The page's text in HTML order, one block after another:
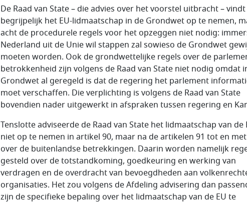
De Raad van State – die advies over het voorstel uitbracht –
begrijpelijk het EU-lidmaatschap in de Grondwet op te nemen,
acht de procedurele regels voor het opzeggen niet nodig:
Nederland uit de Unie wil stappen zal sowieso de Grondwet
moeten worden. Ook de grondwettelijke regels over de
betrokkenheid zijn volgens de Raad van State niet nodig omdat
Grondwet al geregeld is dat de regering het parlement
moet verschaffen. Die verplichting is volgens de Raad van State
bovendien nader uitgewerkt in afspraken tussen regering en
Tenslotte adviseerde de Raad van State het lidmaatschap van de
niet op te nemen in artikel 90, maar na de artikelen 91 tot en
over de buitenlandse betrekkingen. Daarin worden namelijk
gesteld over de totstandkoming, goedkeuring en werking van
verdragen en de overdracht van bevoegdheden aan
organisaties. Het zou volgens de Afdeling advisering dan
zijn de specifieke bepaling over het lidmaatschap van de EU te